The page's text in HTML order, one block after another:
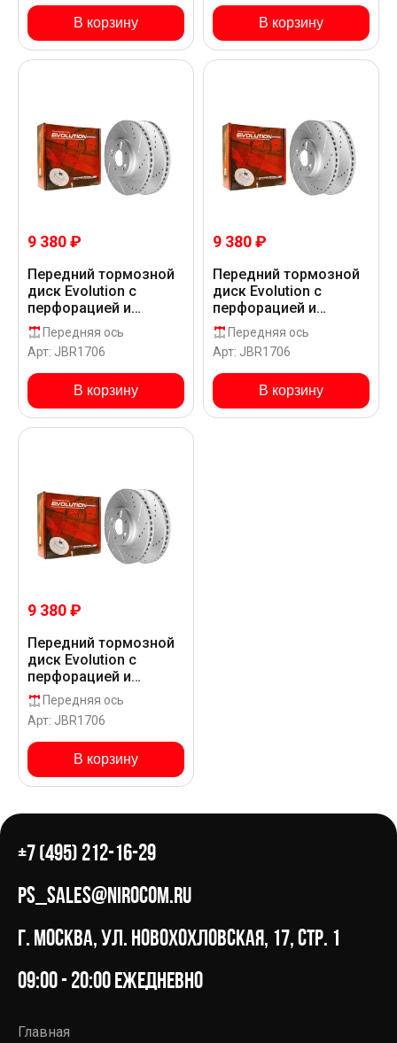
В корзину В корзину
9 380 ₽
Передний тормозной
диск Evolution с
перфорацией и
насечками в покрытии
GEOMET для Hyundai
SANTA FE 06 CM GL
Передняя ось
Арт: JBR1706
В корзину
9 380 ₽
Передний тормозной
диск Evolution с
перфорацией и
насечками в покрытии
GEOMET для Hyundai
SANTA FE 06 CM LHD
RU
Передняя ось
Арт: JBR1706
В корзину
9 380 ₽
Передний тормозной
диск Evolution с
перфорацией и
насечками в покрытии
GEOMET для Hyundai
SANTA FE 06 CM SG
RHD
Передняя ось
Арт: JBR1706
В корзину
+7 (495) 212-16-29
ps_sales@nirocom.ru
г. Москва, ул. Новохохловская, 17, стр. 1
09:00 - 20:00 ежедневно
Главная